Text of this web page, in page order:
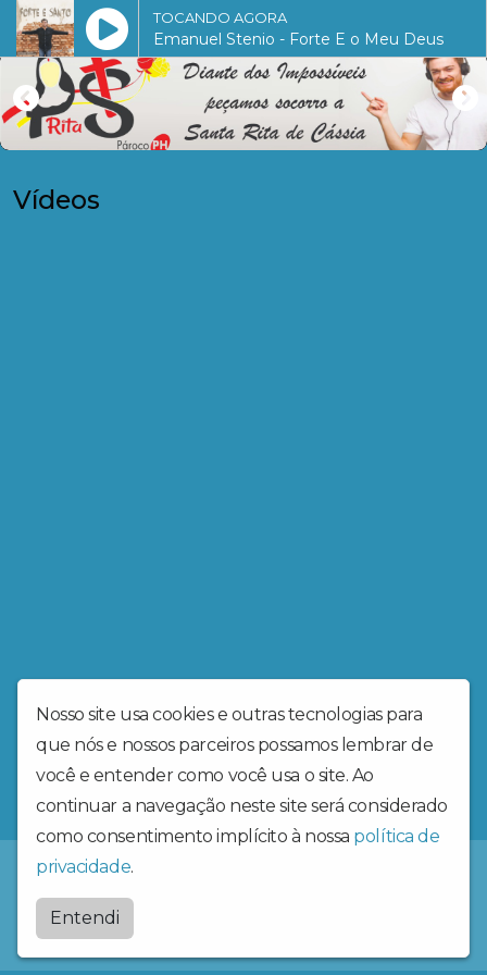
TOCANDO AGORA
Emanuel Stenio - Forte E o Meu Deus
Vídeos
Nosso site usa cookies e outras tecnologias para
que nós e nossos parceiros possamos lembrar de
você e entender como você usa o site. Ao
continuar a navegação neste site será considerado
como consentimento implícito à nossa política de
privacidade.
Entendi Radiosantaritadecassia